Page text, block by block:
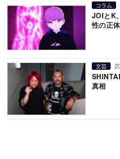
コラム
JOIとK
性の正
文芸
真相